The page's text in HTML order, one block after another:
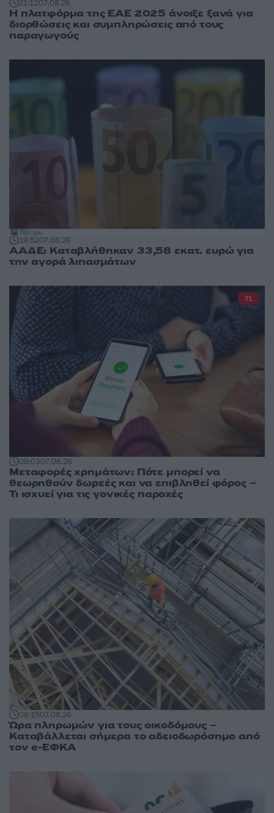
21:1207.08.26
Η πλατφόρμα της ΕΑΕ 2025 άνοιξε ξανά για
διορθώσεις και συμπληρώσεις από τους
παραγωγούς
19:5207.08.26
ΑΑΔΕ: Καταβλήθηκαν 33,58 εκατ. ευρώ για
την αγορά λιπασμάτων
09:0307.08.26
Μεταφορές χρημάτων: Πότε μπορεί να
θεωρηθούν δωρεές και να επιβληθεί φόρος –
Τι ισχυεί για τις γονικές παροχές
71
08:1507.08.26
Ώρα πληρωμών για τους οικοδόμους –
Καταβάλλεται σήμερα το αδειοδωρόσημο από
τον e-ΕΦΚΑ